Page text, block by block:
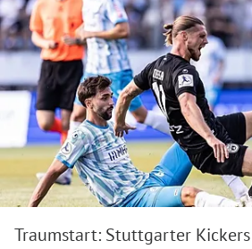
Traumstart: Stuttgarter